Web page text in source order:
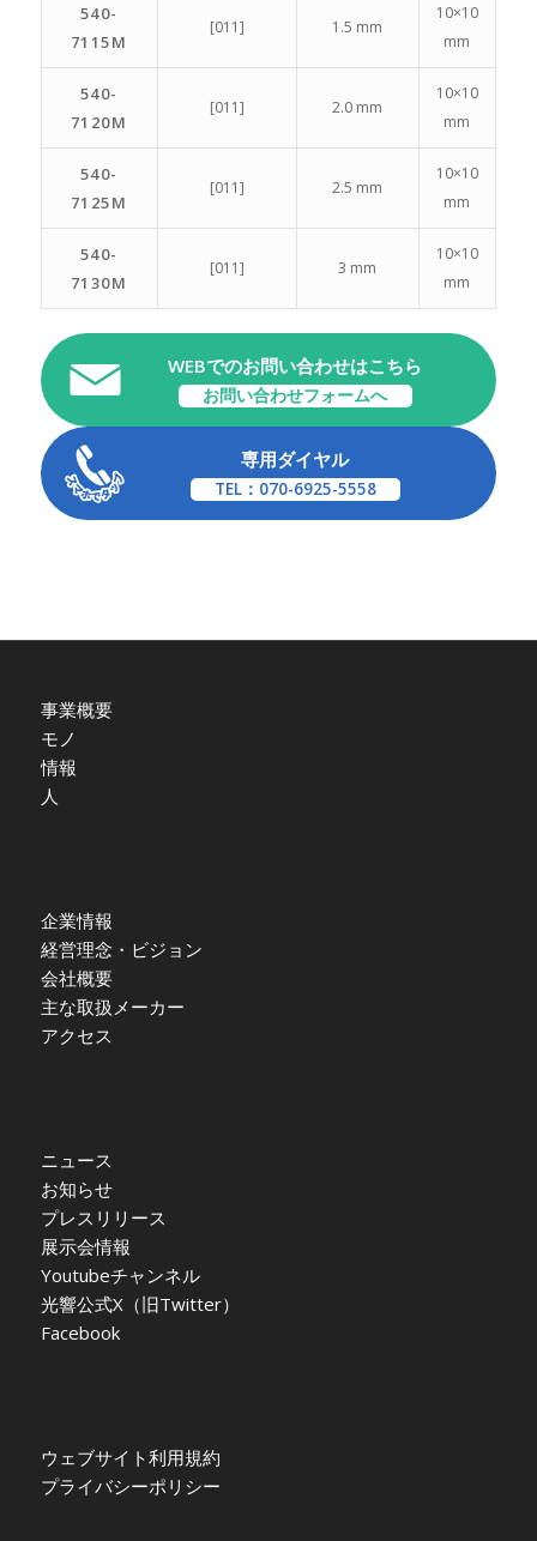
540-
7115M
[011] 1.5 mm
10×10
mm
540-
7120M
[011] 2.0 mm
10×10
mm
540-
7125M
[011] 2.5 mm
10×10
mm
540-
7130M
[011] 3 mm
10×10
mm
WEBでのお問い合わせはこちら
お問い合わせフォームへ
専用ダイヤル
TEL：070-6925-5558
事業概要
モノ
情報
人
企業情報
経営理念・ビジョン
会社概要
主な取扱メーカー
アクセス
ニュース
お知らせ
プレスリリース
展示会情報
Youtubeチャンネル
光響公式X（旧Twitter）
Facebook
ウェブサイト利用規約
プライバシーポリシー